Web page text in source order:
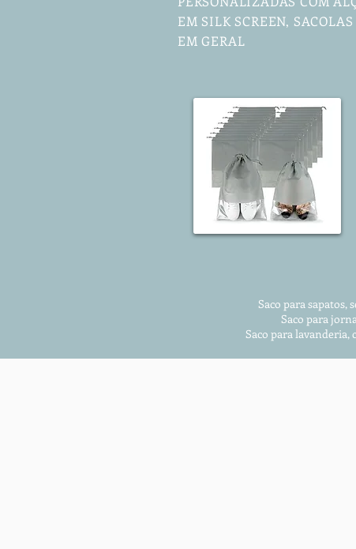
EM SILK SCREEN,
EM GERAL
Saco para sapatos,
Saco para
Saco para lavanderia,